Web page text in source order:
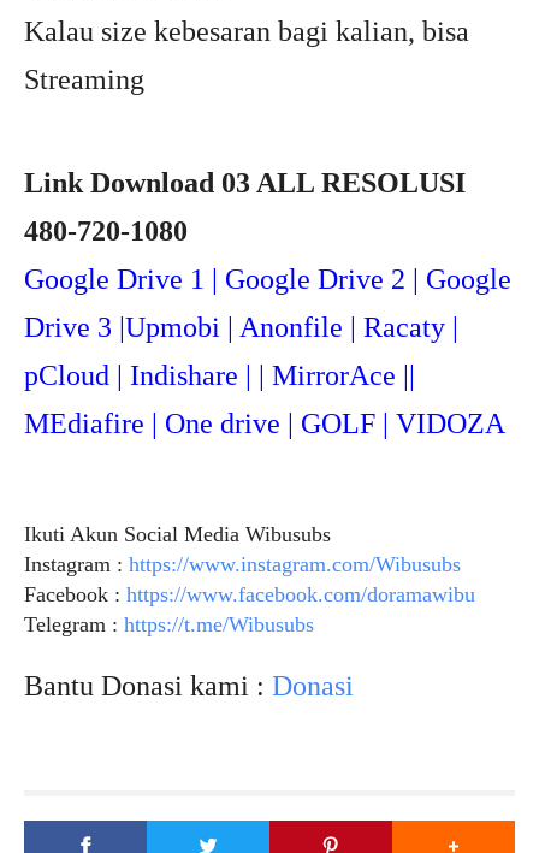
Kalau size kebesaran bagi kalian, bisa
Streaming
Link Download 03 ALL RESOLUSI
480-720-1080
Google Drive 1 | Google Drive 2 | Google
Drive 3 |Upmobi | Anonfile | Racaty |
pCloud | Indishare | | MirrorAce ||
MEdiafire | One drive | GOLF | VIDOZA
Ikuti Akun Social Media Wibusubs
Instagram : https://www.instagram.com/Wibusubs
Facebook : https://www.facebook.com/doramawibu
Telegram : https://t.me/Wibusubs
Bantu Donasi kami : Donasi